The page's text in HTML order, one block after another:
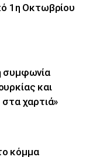
1η Οκτωβρίου
συμφωνία
και
στα χαρτιά»
κόμμα